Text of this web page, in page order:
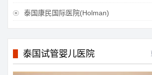
 泰国康民国际医院(Holman)
泰国试管婴儿医院